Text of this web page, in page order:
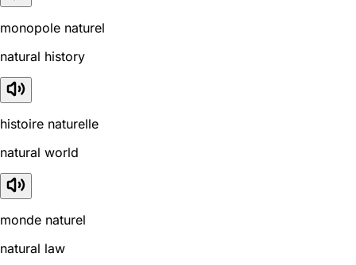
monopole naturel
natural history
histoire naturelle
natural world
monde naturel
natural law